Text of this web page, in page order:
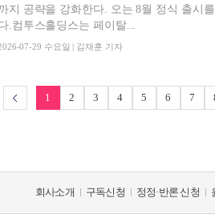
지 공략을 강화한다. 오는 8월 정식 출시
.컴투스홀딩스는 페이탈...
07-29 수요일 | 김재훈 기자
1 2 3 4 5 6 7
회사소개 구독신청 정정·반론 신청